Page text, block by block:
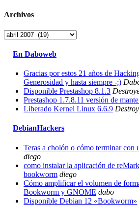
Archivos
Archivos
En Daboweb
Gracias por estos 21 años de
Generosidad y hasta siempre -;)
Disponible Prestashop 8.1.3
Prestashop 1.7.8.11 versión de
Liberado Kernel Linux 6.6.9
DebianHackers
Teras a cholón o cómo terminar con
diego
como instalar la aplicación de
bookworm diego
Cómo amplificar el volumen de
Bookworm y GNOME dabo
Disponible Debian 12 «Bookworm»